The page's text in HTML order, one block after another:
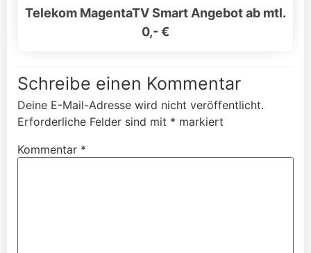
Telekom MagentaTV Smart Angebot ab mtl.
0,- €
Schreibe einen Kommentar
Deine E-Mail-Adresse wird nicht veröffentlicht.
Erforderliche Felder sind mit * markiert
Kommentar *